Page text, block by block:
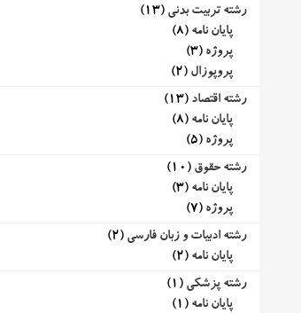
رشته تربیت بدنی (13)
پایان نامه (8)
پروژه (3)
پروپوزال (2)
رشته اقتصاد (13)
پایان نامه (8)
پروژه (5)
رشته حقوق (10)
پایان نامه (3)
پروژه (7)
رشته ادبیات و زبان فارسی (2)
پایان نامه (2)
رشته پزشکی (1)
پایان نامه (1)